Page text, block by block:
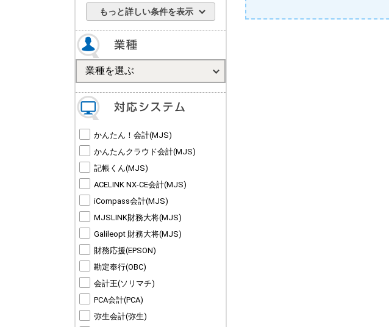
もっと詳しい条件を表示
かんたん！会計(MJS)
かんたんクラウド会計(MJS)
記帳くん(MJS)
ACELINK NX-CE会計(MJS)
iCompass会計(MJS)
MJSLINK財務大将(MJS)
Galileopt 財務大将(MJS)
財務応援(EPSON)
勘定奉行(OBC)
会計王(ソリマチ)
PCA会計(PCA)
弥生会計(弥生)